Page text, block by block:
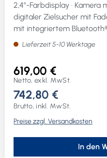
2,4″-Farbdisplay · Kamera
digitaler Zielsucher mit
mit integriertem
Neigungsmesser · 18
· Timer, Abstände, Trapez,
Objekte, Höhenprofile ·
schlagfestes Gehäuse mit
STABILA Softgrip-Mantel ·
IP 54· Laserklasse:
Lieferzeit 5-10 Werktage
619,00 €
Netto, exkl. MwSt.
742,80 €
Brutto, inkl. MwSt.
Preise zzgl. Versandkosten
In den